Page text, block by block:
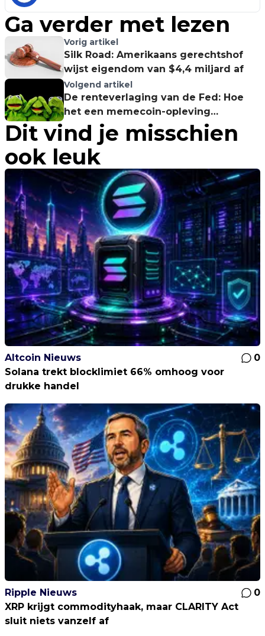
Ga verder met lezen
Vorig artikel
Silk Road: Amerikaans gerechtshof
wijst eigendom van $4,4 miljard af
Volgend artikel
De renteverlaging van de Fed: Hoe
het een memecoin-opleving
aanwakkert
Dit vind je misschien
ook leuk
Altcoin Nieuws
0
Solana trekt blocklimiet 66% omhoog voor
drukke handel
Ripple Nieuws
0
XRP krijgt commodityhaak, maar CLARITY Act
sluit niets vanzelf af